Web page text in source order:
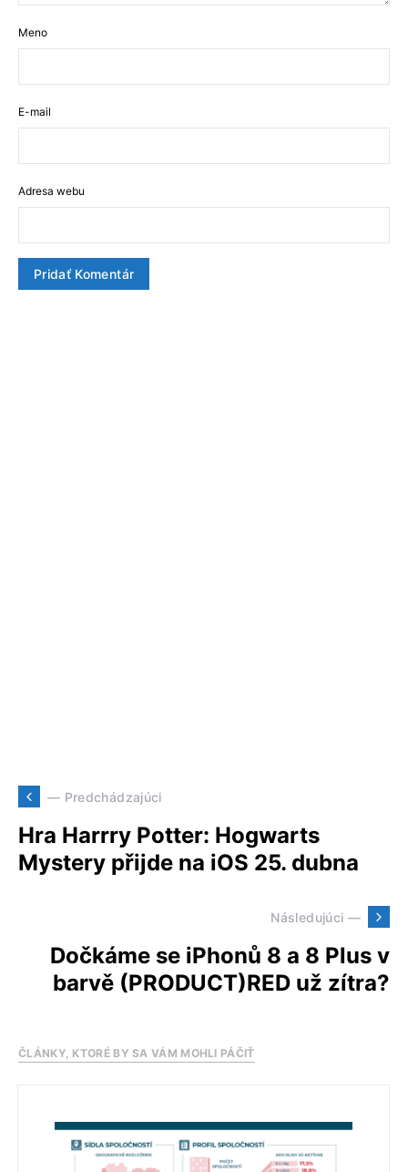
Meno
E-mail
Adresa webu
— Predchádzajúci
Hra Harrry Potter: Hogwarts
Mystery přijde na iOS 25. dubna
Následujúci —
Dočkáme se iPhonů 8 a 8 Plus v
barvě (PRODUCT)RED už zítra?
ČLÁNKY, KTORÉ BY SA VÁM MOHLI PÁČIŤ